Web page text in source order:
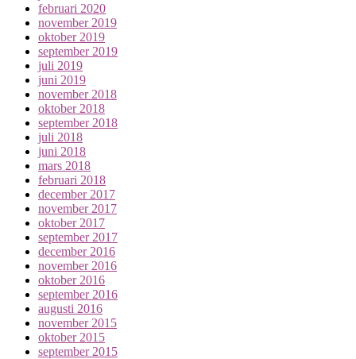
februari 2020
november 2019
oktober 2019
september 2019
juli 2019
juni 2019
november 2018
oktober 2018
september 2018
juli 2018
juni 2018
mars 2018
februari 2018
december 2017
november 2017
oktober 2017
september 2017
december 2016
november 2016
oktober 2016
september 2016
augusti 2016
november 2015
oktober 2015
september 2015